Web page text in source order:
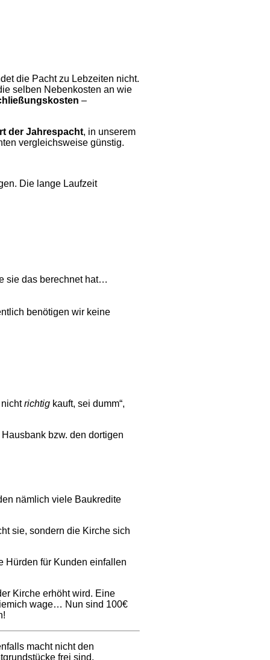
die Pacht zu Lebzeiten nicht.
selben Nebenkosten an wie
–
der Jahrespacht, in unserem
vergleichsweise günstig.
Die lange Laufzeit
sie das berechnet hat…
benötigen wir keine
nichtrichtig kauft, sei dumm“,
bzw. den dortigen
nämlich viele Baukredite
sie, sondern die Kirche sich
Hürden für Kunden einfallen
Kirche erhöht wird. Eine
wage… Nun sind 100€
macht nicht den
frei sind.